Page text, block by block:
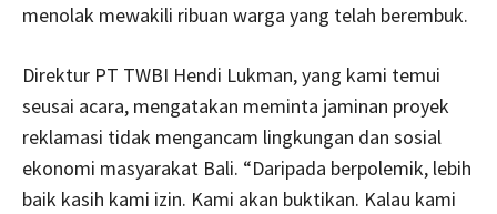
menolak mewakili ribuan warga yang telah berembuk.
Direktur PT TWBI Hendi Lukman, yang kami temui
seusai acara, mengatakan meminta jaminan proyek
reklamasi tidak mengancam lingkungan dan sosial
ekonomi masyarakat Bali. “Daripada berpolemik, lebih
baik kasih kami izin. Kami akan buktikan. Kalau kami